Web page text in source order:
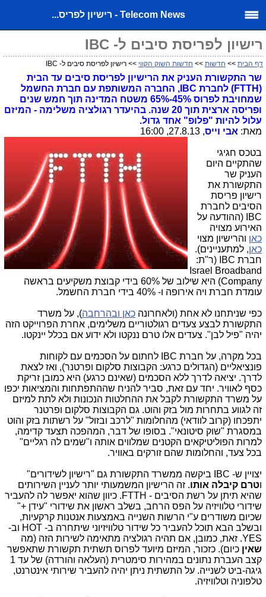
Telecom News - רישיון לפריס...
רישיון לפריסת סיבים ל- IBC
דף הבית >> חדשות >> חדשות השוק הקווי >> רישיון לפריסת סיבים ל- IBC
שר התקשורת העניק את הרישיון לפריסת סיבים עד הבית
(FTTH) לחברת IBC, החברה המשותפת עם חברת החשמל
שמחויבת לפרוס 45%-65% משטח המדינה תוך חמש שנים
ופריסה ארצית תוך 20 שנה. בהיעדר רגולציה משלימה - המיזם
עלול להיות "פלופ" אחד גדול.
מאת: אבי וייס, 27.8.13, 16:00
בטכס חגיגי
שהתקיים היום
העניק שר
התקשורת את
רישיון פריסת
הסיבים לחברת
IBC (ההודעה על
האירוע מצויה
כאן והרישיון מצוי
כאן, למתעניינים).
חברת IBC (ר"ת:
Israel Broadband
Company) היא שילוב של 60% בידי קבוצת משקיעים בראשה
עומדת חברת ויה אירופה ו- 40% בידי חברת החשמל.
כפי שניתחנו לא אחת (ולאחרונה כאן ובהרחבה), על משרד
התקשורת לבצע צעדים רגולטוריים משלימים, אחרת הפרוייקט הזה
יהיה "פיל לבן". צעדים אלו טרם ננקטו ולא ידוע אם בכלל יינקטו.
בכל מקרה, על חברת IBC לחתום על הסכמים עם לקוחות
פונציאליים (הגדולים כרגע: הקבוצות סלקום ופרטנר), ואז לצאת
לדרך. יציאה לדרך ללא הסכמים (שאינם כרגע) היא כמובן זריקת
כסף לאוויר. יחד עם זאת, סביר להניח שההתפתחות והמציאות יכפו
על משרד התקשורת לקבל את ההחלטות הנכונות ולא לתת למיזם
זה לגווע בתחרות מול בזק והוט. גם הקבוצות סלקום ופרטנר
יתפכחו (קרוב לוודאי) מהחלומות "לרכב ובזול" על רשתות בזק והוט
במסגרת "שוק סיטונאי". בסופו של דבר, המהפכה תצעד קדימה,
למרות הפוליטיקאים הקטנים שמלווים אותה ו"שמים לה רגליים"
בכל צעד, והחלומות שהם זורקים באוויר.
יצויין ש- IBC ביקשה ממשרד התקשורת גם "רישיון לשידורים"
וטרם קיבלה אותו. זה הרישיון המשמעותי יותר לעניין השירותים
שהיא תיתן על רשת הסיבים - FTTH. כיוון שהוא יאפשר לה להעביר
שידורי טלוויזיה על הפס הרחב, בשלב ראשון את שידורי "עידן +"
שכיום משודרים ע"י הרשות השנייה באמצעות אנטנות קרקעיות,
ובשלב הבא תוכל להעביר כל שידור טלוויזיוני שיתחרה ב- HOT וב-
YES. זאת, כמובן, אם תהיה רגולציה מתאימה לשירות הזה (מה
שאין כיום). כזכור, המיזם מיועד לפרוס תשתית תקשורת שתאפשר
קצב העברת נתונים במהירות סימטרית (העלאה והורדה) של עד 1
גיגה-ביט לשנייה. על התשתית ניתן יהיה להעביר שירותי אינטרנט,
טלפוניה וטלוויזיה.